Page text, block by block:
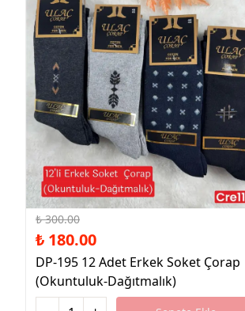
%40 İndirim
₺ 300.00
₺ 180.00
DP-195 12 Adet Erkek Soket Çorap
(Okuntuluk-Dağıtmalık)